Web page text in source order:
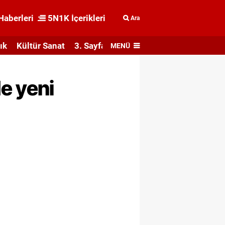
5N1K İçerikleri Ara
Kültür Sanat 3. Sayfa MENÜ
yeni